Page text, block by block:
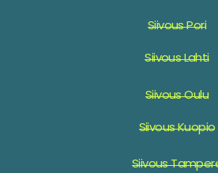
Siivous Pori
Siivous Lahti
Siivous Oulu
Siivous Kuopio
Siivous